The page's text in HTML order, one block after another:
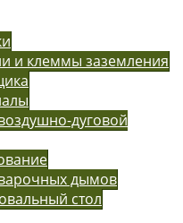
и клеммы заземления
дуговой
дымов
стол